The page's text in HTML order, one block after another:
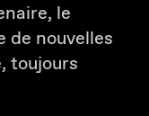
le
de nouvelles
toujours